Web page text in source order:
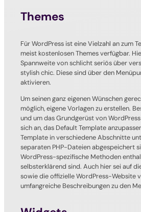
Themes
Für WordPress ist eine Vielzahl an zum
meist kostenlosen Themes verfügbar.
Spannweite von schlicht seriös über
stylish chic. Diese sind über den
aktivieren.
Um seinen ganz eigenen Wünschen
möglich, eigene Vorlagen zu erstellen.
und um das Grundgerüst von
sich an, das Default Template
Template in verschiedene Abschnitte
separaten PHP-Dateien abgespeichert
WordPress-spezifische Methoden
selbsterklärend sind. Auch hier sei auf
sowie die offizielle WordPress-Website
umfangreiche Beschreibungen zu den